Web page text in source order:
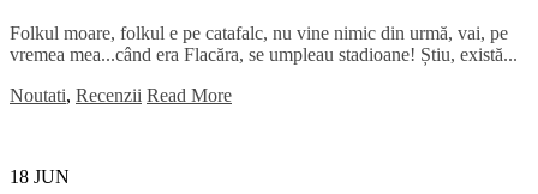
Folkul moare, folkul e pe catafalc, nu vine nimic din urmă, vai, pe
vremea mea...când era Flacăra, se umpleau stadioane! Știu, există...
Noutati, Recenzii Read More
18 JUN